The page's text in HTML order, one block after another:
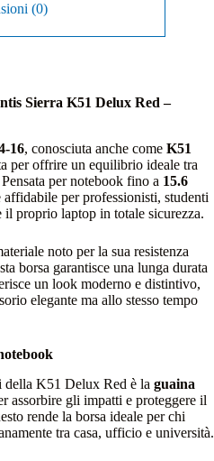
(0)
Sierra K51 Delux Red –
16, conosciuta anche come K51
per offrire un equilibrio ideale tra
per notebook fino a 15.6
affidabile per professionisti, studenti
il proprio laptop in totale sicurezza.
noto per la sua resistenza
borsa garantisce una lunga durata
un look moderno e distintivo,
elegante ma allo stesso tempo
K51 Delux Red è la guaina
assorbire gli impatti e proteggere il
rende la borsa ideale per chi
tra casa, ufficio e università.